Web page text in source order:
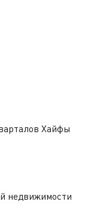
Хайфы
недвижимости